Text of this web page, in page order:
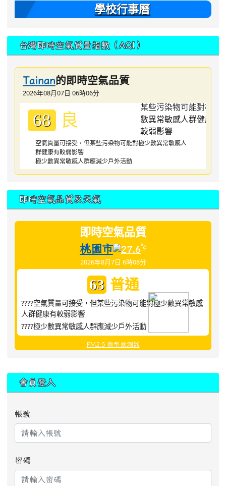
學校行事曆
台灣即時空氣質量指數（AQI）
Tainan的即時空氣品質
2026年08月07日 06時06分
68 良
空氣質量可接受，但某些污染物可能對極少數異常敏感人
群健康有較弱影響
極少數異常敏感人群應減少戶外活動
即時空氣品質及天氣
即時空氣品質
桃園市 27.6°c
2026年8月7日 6時08分
63 普通
????空氣質量可接受，但某些污染物可能對極少數異常敏感
人群健康有較弱影響
????極少數異常敏感人群應減少戶外活動
PM2.5 微型感測器
會員登入
帳號
密碼